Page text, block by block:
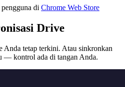
di Chrome Web Store
Drive
Anda tetap terkini. Atau sinkronkan
— kontrol ada di tangan Anda.